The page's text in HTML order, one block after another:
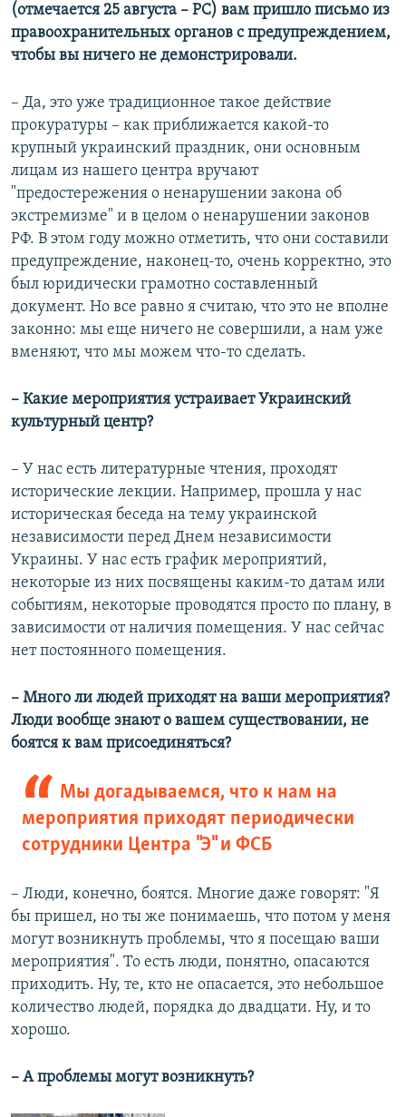
(отмечается 25 августа – РС) вам пришло письмо из
правоохранительных органов с предупреждением,
чтобы вы ничего не демонстрировали.
– Да, это уже традиционное такое действие
прокуратуры – как приближается какой-то
крупный украинский праздник, они основным
лицам из нашего центра вручают
"предостережения о ненарушении закона об
экстремизме" и в целом о ненарушении законов
РФ. В этом году можно отметить, что они составили
предупреждение, наконец-то, очень корректно, это
был юридически грамотно составленный
документ. Но все равно я считаю, что это не вполне
законно: мы еще ничего не совершили, а нам уже
вменяют, что мы можем что-то сделать.
– Какие мероприятия устраивает Украинский
культурный центр?
– У нас есть литературные чтения, проходят
исторические лекции. Например, прошла у нас
историческая беседа на тему украинской
независимости перед Днем независимости
Украины. У нас есть график мероприятий,
некоторые из них посвящены каким-то датам или
событиям, некоторые проводятся просто по плану, в
зависимости от наличия помещения. У нас сейчас
нет постоянного помещения.
– Много ли людей приходят на ваши мероприятия?
Люди вообще знают о вашем существовании, не
боятся к вам присоединяться?
Мы догадываемся, что к нам на
мероприятия приходят периодически
сотрудники Центра "Э" и ФСБ
– Люди, конечно, боятся. Многие даже говорят: "Я
бы пришел, но ты же понимаешь, что потом у меня
могут возникнуть проблемы, что я посещаю ваши
мероприятия". То есть люди, понятно, опасаются
приходить. Ну, те, кто не опасается, это небольшое
количество людей, порядка до двадцати. Ну, и то
хорошо.
– А проблемы могут возникнуть?